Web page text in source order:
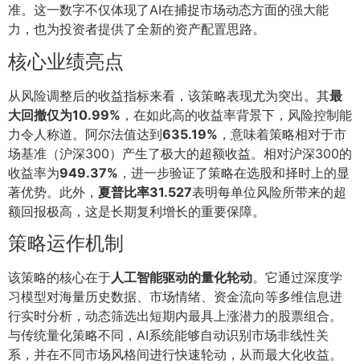
准。这一数字不仅体现了AI在捕捉市场动态方面的强大能
力，也为投资者提供了全新的资产配置思路。
核心业绩亮点
从风险调整后的收益指标来看，该策略表现尤为突出。其最
大回撤仅为10.99% ，在如此高的收益率背景下，风险控制能
力令人称道。阿尔法值达到635.19% ，意味着策略相对于市
场基准（沪深300）产生了极大的超额收益。相对沪深300的
收益率为949.37% ，进一步验证了策略在选股和择时上的显
著优势。此外， 夏普比率31.527表明每单位风险所带来的超
额回报极高，这是长期复利增长的重要保障。
策略运作机制
该策略的核心在于人工智能驱动的量化轮动。它通过深度学
习模型对海量历史数据、市场情绪、资金流向等多维信息进
行实时分析，动态筛选出短期内最具上涨潜力的股票组合。
与传统量化策略不同，AI系统能够自动识别市场非线性关
系，并在不同市场风格间进行快速轮动，从而最大化收益。